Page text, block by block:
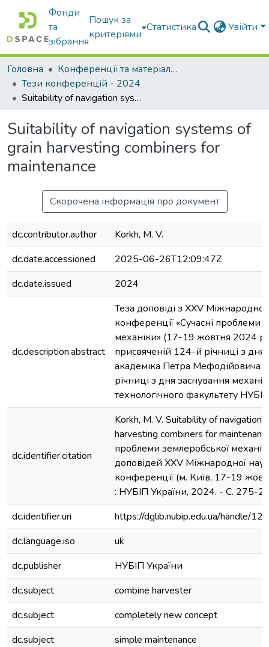
Фонди
та
зібрання
Пошук за
критеріями
Статистика Увійти
Головна
Конференції та матеріали конференцій
Тези конференцій - 2024
Suitability of navigation systems of grain harvesting combiners for maintenance
Suitability of navigation systems of
grain harvesting combiners for
maintenance
Скорочена інформація про документ
dc.contributor.author
Korkh, M. V.
dc.date.accessioned
2025-06-26T12:09:47Z
dc.date.issued
2024
dc.description.abstract
Теза доповіді з XXV Міжнародної
конференції «Сучасні проблеми
механіки» (17-19 жовтня 2024
присвяченій 124-й річниці з
академіка Петра Мефодійовича
річниці з дня заснування
технологічного факультету
dc.identifier.citation
Korkh, M. V. Suitability of navigation
harvesting combiners for
проблеми землеробської
доповідей XXV Міжнародної
конференції (м. Київ, 17-19
: НУБІП України, 2024. - С. 275-
dc.identifier.uri
https://dglib.nubip.edu.ua/handle/
dc.language.iso
uk
dc.publisher
НУБІП України
dc.subject
combine harvester
dc.subject
completely new concept
dc.subject
simple maintenance